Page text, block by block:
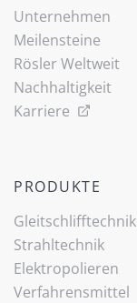
Unternehmen
Meilensteine
Rösler Weltweit
Nachhaltigkeit
Karriere
PRODUKTE
Gleitschlifftechnik
Strahltechnik
Elektropolieren
Verfahrensmittel